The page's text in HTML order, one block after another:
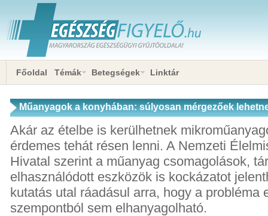
Főoldal Témák Betegségek Linktár
Műanyagok a konyhában: súlyosan mérgezőek
Akár az ételbe is kerülhetnek
érdemes tehát résen lenni. A Nemzeti
Hivatal szerint a műanyag csomagolások,
elhasználódott eszközök is kockázatot
kutatás utal ráadásul arra, hogy a probléma
szempontból sem elhanyagolható.